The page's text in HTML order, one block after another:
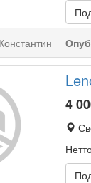
Константин
4